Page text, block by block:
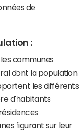
de
:
communes
dont la population
les différents
d'habitants
figurant sur leur